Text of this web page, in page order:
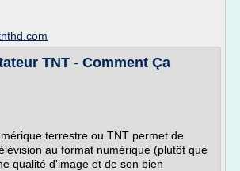
TNT - Comment Ça
terrestre ou TNT permet de
au format numérique (plutôt que
qualité d'image et de son bien